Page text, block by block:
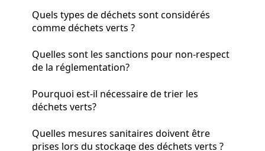
Quels types de déchets sont considérés
comme déchets verts ?
Quelles sont les sanctions pour non-respect
de la réglementation?
Pourquoi est-il nécessaire de trier les
déchets verts?
Quelles mesures sanitaires doivent être
prises lors du stockage des déchets verts ?